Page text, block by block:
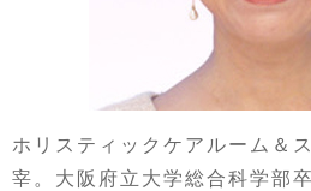
ホリスティックケアルーム＆
宰。大阪府立大学総合科学部